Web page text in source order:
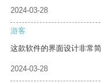
2024-03-28
游客
这款软件的界面设计非常
2024-03-28